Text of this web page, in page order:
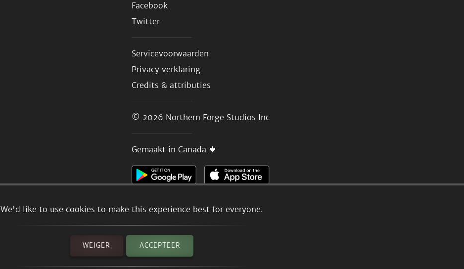
We'd like to use cookies to make this experience best for everyone.
WEIGER ACCEPTEER
Facebook
Twitter
Servicevoorwaarden
Privacy verklaring
Credits & attributies
© 2026 Northern Forge Studios Inc
Gemaakt in Canada 🍁